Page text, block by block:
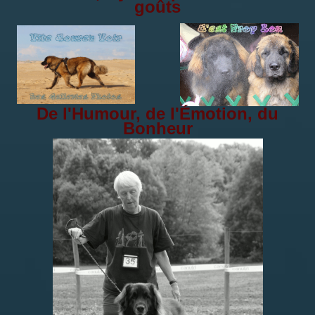
Groupe 2 :
Groupe 3
Groupe
Groupe
Groupe
Groupe
goûts
De l'Humour, de l'Émotion, du
Bonheur